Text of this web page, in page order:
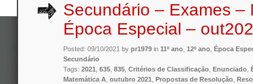
Secundário – Exames –
Época Especial –
Posted: 09/10/2021 by pr1979 in 11º ano 12º ano Época
Secundário
Tags: 2021 635 835 Critérios de Classificação Enunciado
Matemática A outubro 2021 Propostas de Resolução